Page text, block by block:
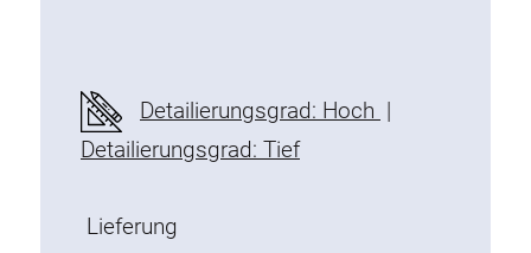
Befestigungsleisten
Uniblöcke
Klemmblöcke
T-Schrauben
Detailierungsgrad: Hoch |
Detailierungsgrad: Tief
Lieferung